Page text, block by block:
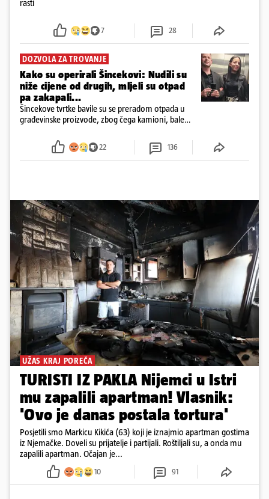
rasti
7 28
DOZVOLA ZA TROVANJE
Kako su operirali Šincekovi: Nudili su
niže cijene od drugih, mljeli su otpad
pa zakapali...
Šincekove tvrtke bavile su se preradom otpada u
građevinske proizvode, zbog čega kamioni, bale
22 136
UŽAS KRAJ POREČA
TURISTI IZ PAKLA Nijemci u Istri
mu zapalili apartman! Vlasnik:
'Ovo je danas postala tortura'
Posjetili smo Markicu Kikića (63) koji je iznajmio apartman gostima
iz Njemačke. Doveli su prijatelje i partijali. Roštiljali su, a onda mu
zapalili apartman. Očajan je...
10 91